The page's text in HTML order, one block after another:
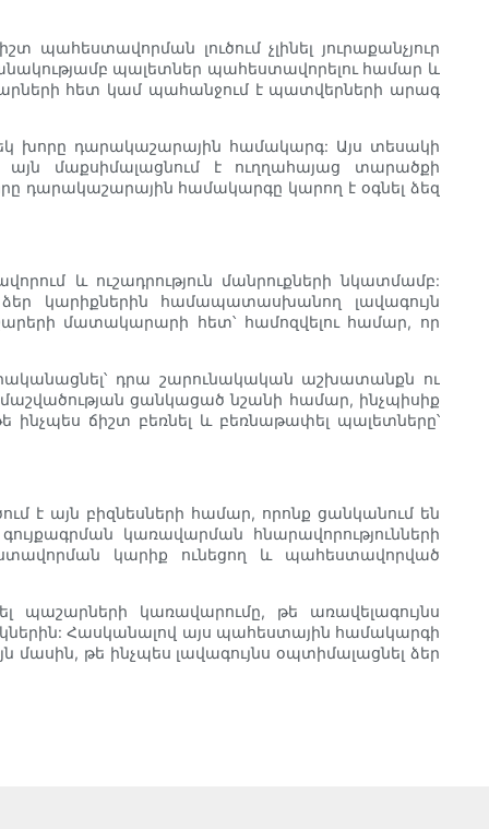
լուծում չլինել յուրաքանչյուր
պալետներ պահեստավորելու համար և
հետ կամ պահանջում է պատվերների արագ
խորը դարակաշարային համակարգ: Այս տեսակի
մաքսիմալացնում է ուղղահայաց տարածքի
համակարգը կարող է օգնել ձեզ
և ուշադրություն մանրուքների նկատմամբ:
կարիքներին համապատասխանող լավագույն
մատակարարի հետ՝ համոզվելու համար, որ
դրա շարունակական աշխատանքն ու
ցանկացած նշանի համար, ինչպիսիք
ճիշտ բեռնել և բեռնաթափել պալետները՝
է այն բիզնեսների համար, որոնք ցանկանում են
կառավարման հնարավորությունների
կարիք ունեցող և պահեստավորված
պաշարների կառավարումը, թե առավելագույնս
Հասկանալով այս պահեստային համակարգի
մասին, թե ինչպես լավագույնս օպտիմալացնել ձեր